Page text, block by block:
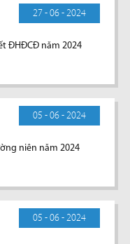
27 - 06 - 2024
ĐHĐCĐ năm 2024
05 - 06 - 2024
niên năm 2024
05 - 06 - 2024